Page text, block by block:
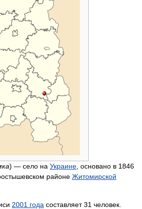
) — село на Украине , основано в 1846
районе Житомирской
2001 года составляет 31 человек.